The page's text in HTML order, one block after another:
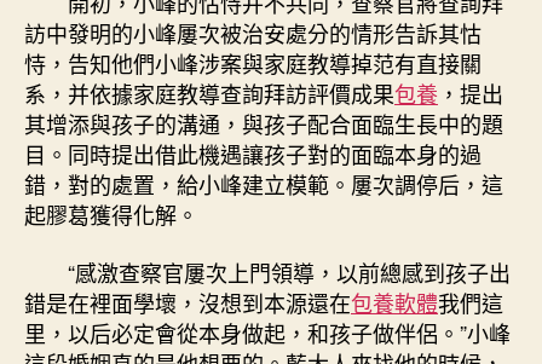
訪中發明的小峰屢次被治安處分的情形告訴其怙
恃，告知他們小峰涉案與家庭教導掉范有直接關
系，并依據家庭教導查詢拜訪評價成果包養 ，提出
其增添與孩子的溝通，與孩子配合面臨生長中的題
目。同時提出借此機遇讓孩子對的面臨本身的過
錯，對的處置，給小峰建立模範。屢次調停后，這
起膠葛獲得化解。
“感激查察官屢次上門領導，以前總感到孩子出
錯是在裡面學壞，沒想到本源還在包養軟體我們這
里，以后必定會從本身做起，和孩子做伴侶。”小峰